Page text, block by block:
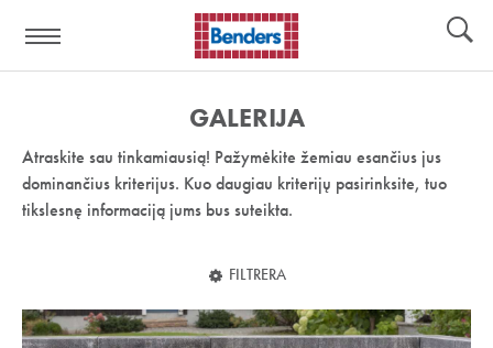
nuoroda:
GALERIJA
Atraskite sau tinkamiausią! Pažymėkite žemiau esančius jus
dominančius kriterijus. Kuo daugiau kriterijų pasirinksite, tuo
tikslesnę informaciją jums bus suteikta.
FILTRERA